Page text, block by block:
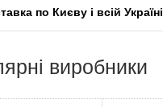
по Києву і всій Україні
виробники